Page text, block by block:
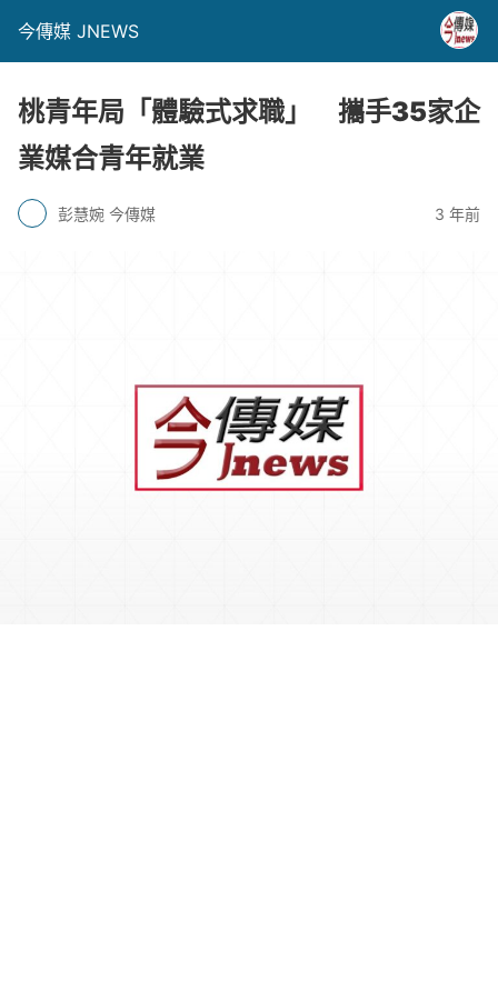
今傳媒 JNEWS
桃青年局「體驗式求職」 攜手35家企
業媒合青年就業
彭慧婉 今傳媒 3 年前